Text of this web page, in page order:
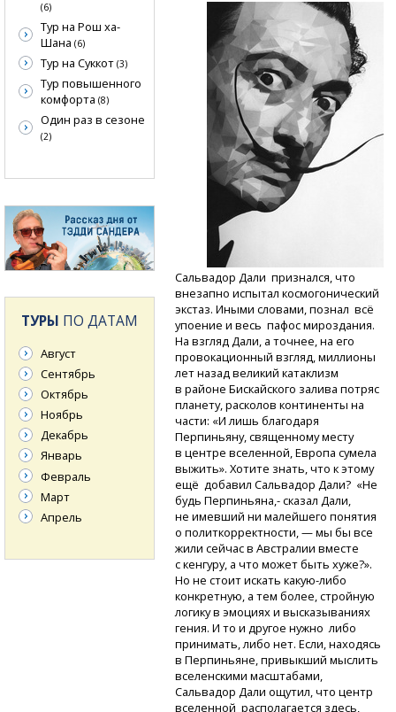
Сальвадор Дали признался, что
внезапно испытал космогонический
экстаз. Иными словами, познал всё
упоение и весь пафос мироздания.
На взгляд Дали, а точнее, на его
провокационный взгляд, миллионы
лет назад великий катаклизм
в районе Бискайского залива потряс
планету, расколов континенты на
части: «И лишь благодаря
Перпиньяну, священному месту
в центре вселенной, Европа сумела
выжить». Хотите знать, что к этому
ещё добавил Сальвадор Дали? «Не
будь Перпиньяна,- сказал Дали,
не имевший ни малейшего понятия
о политкорректности, — мы бы все
жили сейчас в Австралии вместе
с кенгуру, а что может быть хуже?».
Но не стоит искатькакую-либо
конкретную, а тем более, стройную
логику в эмоциях и высказываниях
гения. И то и другое нужно либо
принимать, либо нет. Если, находясь
в Перпиньяне, привыкший мыслить
вселенскими масштабами,
Сальвадор Дали ощутил, что центр
вселенной располагается здесь,
(6)
Тур на Рош ха-
Шана (6)
Тур на Суккот (3)
Тур повышенного
комфорта (8)
Один раз в сезоне
(2)
ТУРЫ ПО ДАТАМ
Август
Сентябрь
Октябрь
Ноябрь
Декабрь
Январь
Февраль
Март
Апрель